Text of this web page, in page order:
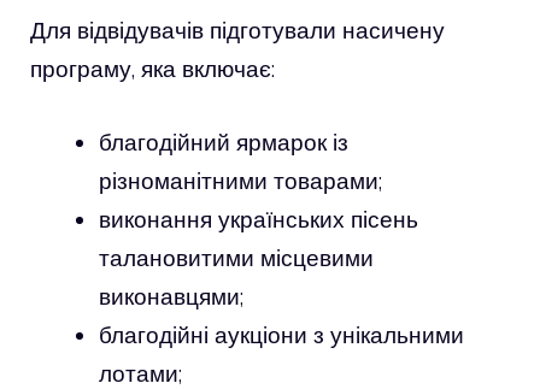
Для відвідувачів підготували насичену
програму, яка включає:
благодійний ярмарок із
різноманітними товарами;
виконання українських пісень
талановитими місцевими
виконавцями;
благодійні аукціони з унікальними
лотами;